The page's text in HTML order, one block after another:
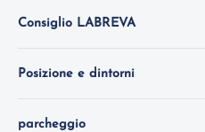
Consiglio LABREVA
Posizione e dintorni
parcheggio